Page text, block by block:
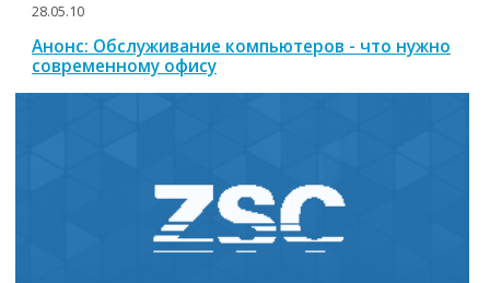
28.05.10
Анонс: Обслуживание компьютеров - что нужно
современному офису